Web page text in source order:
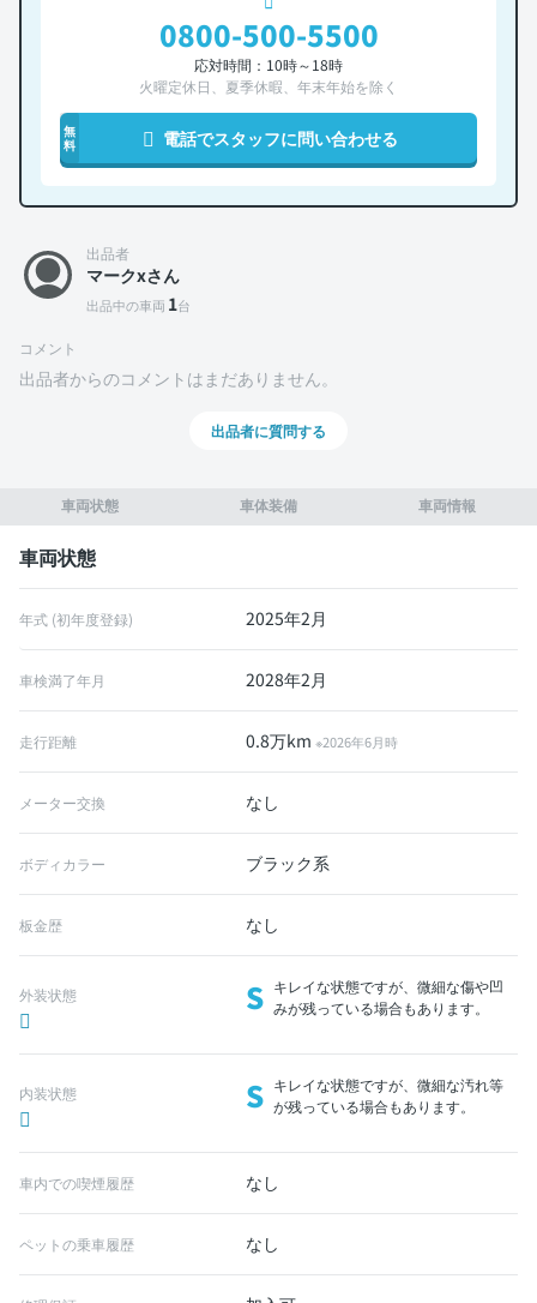
0800-500-5500
応対時間：10時～18時
火曜定休日、夏季休暇、年末年始を除く
無
料
電話でスタッフに問い合わせる
車両状態 車体装備 車両情報
車両状態
年式 (初年度登録) 2025年2月
車検満了年月 2028年2月
走行距離 0.8万km※2026年6月時
メーター交換 なし
ボディカラー ブラック系
板金歴 なし
外装状態 S キレイな状態ですが、微細な傷や凹
みが残っている場合もあります。
内装状態 S キレイな状態ですが、微細な汚れ等
が残っている場合もあります。
車内での喫煙履歴 なし
ペットの乗車履歴 なし
出品者
マークxさん
出品中の車両 1台
コメント
出品者からのコメントはまだありません。
出品者に質問する